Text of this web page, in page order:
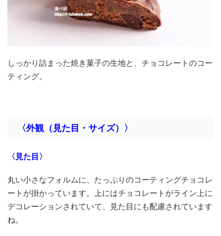
しっかり詰まった焼き菓子の生地と、チョコレートのコー
ティング。
〈外観（見た目・サイズ）〉
〈見た目〉
丸い小さなフォルムに、たっぷりのコーティングチョコレ
ートが掛かっています。上にはチョコレートがライン上に
デコレーションされていて、見た目にも配慮されています
ね。